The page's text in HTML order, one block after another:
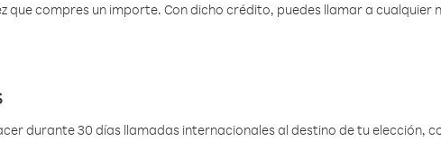
que compres un importe. Con dicho crédito, puedes llamar a cualquier
durante 30 días llamadas internacionales al destino de tu elección,